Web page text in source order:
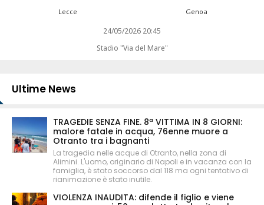
Lecce Genoa
24/05/2026 20:45
Stadio "Via del Mare"
Ultime News
TRAGEDIE SENZA FINE. 8ª VITTIMA IN 8 GIORNI:
malore fatale in acqua, 76enne muore a
Otranto tra i bagnanti
La tragedia nelle acque di Otranto, nella zona di
Alimini. L'uomo, originario di Napoli e in vacanza con la
famiglia, è stato soccorso dal 118 ma ogni tentativo di
rianimazione è stato inutile.
VIOLENZA INAUDITA: difende il figlio e viene